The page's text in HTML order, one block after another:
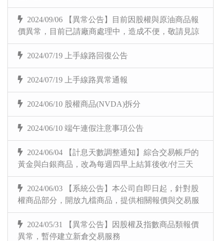
2024/09/06 【異常公告】目前因股權與原油商品報
價異常，目前已請廠商處理中，造成不便，敬請見諒
2024/07/19 上手線路回復公告
2024/07/19 上手線路異常通報
2024/06/10 股權商品(NVDA)拆分
2024/06/10 端午連假注意事項公告
2024/06/04 【計息天數調整通知】綜合交易帳戶的
黃金與白銀商品，改為每週四早上結算後收/付三天
2024/06/03 【系統公告】本公司自即日起，針對股
權商品部分，開放九檔商品，提供相關報價與交易服
2024/05/31 【異常公告】因股權及指數商品類報價
異常，暫停建立新倉交易服務